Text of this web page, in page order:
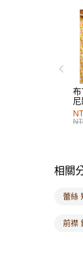
布
相關
蕾絲
前襟